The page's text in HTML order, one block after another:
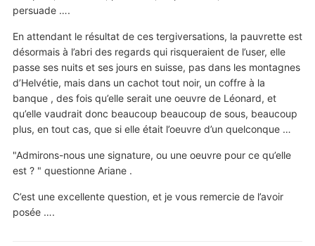
persuade ….
En attendant le résultat de ces tergiversations, la pauvrette est
désormais à l’abri des regards qui risqueraient de l’user, elle
passe ses nuits et ses jours en suisse, pas dans les montagnes
d’Helvétie, mais dans un cachot tout noir, un coffre à la
banque , des fois qu’elle serait une oeuvre de Léonard, et
qu’elle vaudrait donc beaucoup beaucoup de sous, beaucoup
plus, en tout cas, que si elle était l’oeuvre d’un quelconque …
"Admirons-nous une signature, ou une oeuvre pour ce qu’elle
est ? " questionne Ariane .
C’est une excellente question, et je vous remercie de l’avoir
posée ….